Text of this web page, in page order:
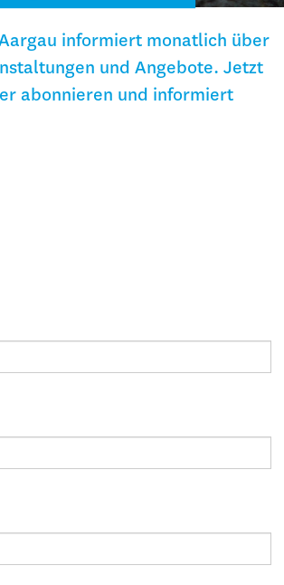
Aargau informiert monatlich über
und Angebote. Jetzt
abonnieren und informiert